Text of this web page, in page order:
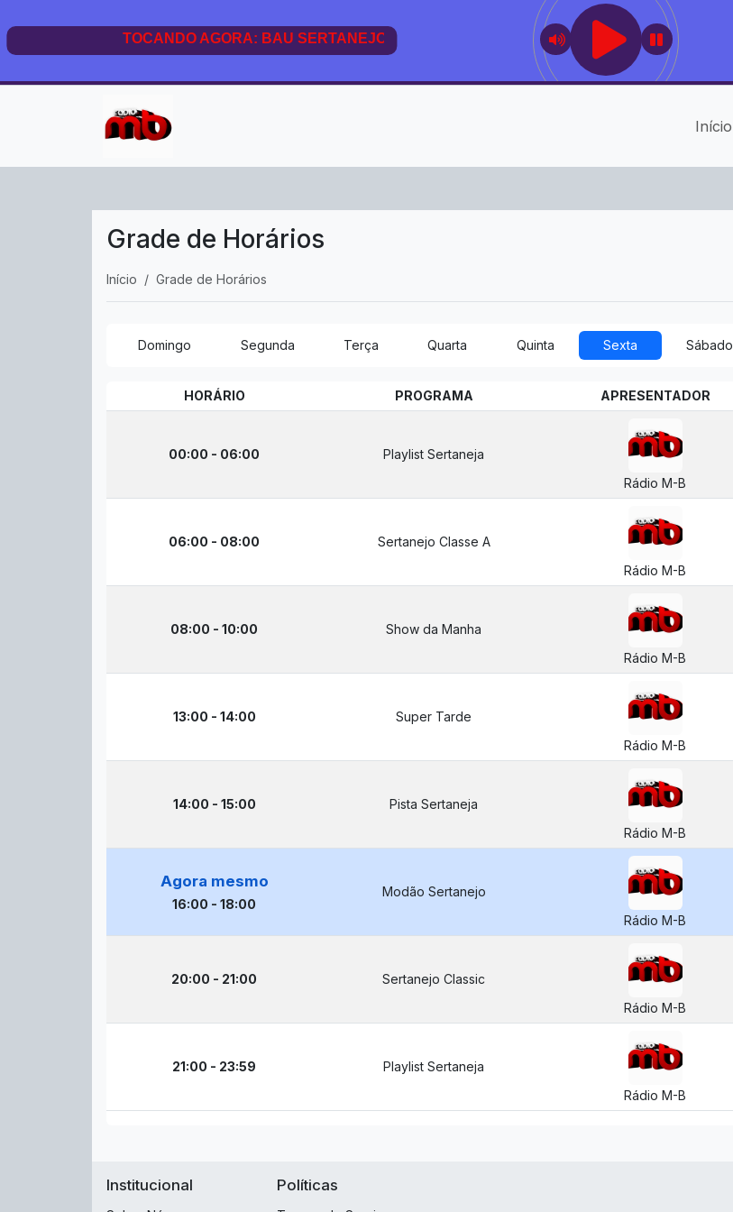
Início
Grade de Horários
Início Grade de Horários
Domingo Segunda Terça Quarta Quinta Sexta Sábado
HORÁRIO PROGRAMA APRESENTADOR
00:00 - 06:00
Playlist Sertaneja
Rádio M-B
06:00 - 08:00
Sertanejo Classe A
Rádio M-B
08:00 - 10:00
Show da Manha
Rádio M-B
13:00 - 14:00
Super Tarde
Rádio M-B
14:00 - 15:00
Pista Sertaneja
Rádio M-B
Agora mesmo
16:00 - 18:00
Modão Sertanejo
Rádio M-B
20:00 - 21:00
Sertanejo Classic
Rádio M-B
21:00 - 23:59
Playlist Sertaneja
Rádio M-B
Institucional Políticas